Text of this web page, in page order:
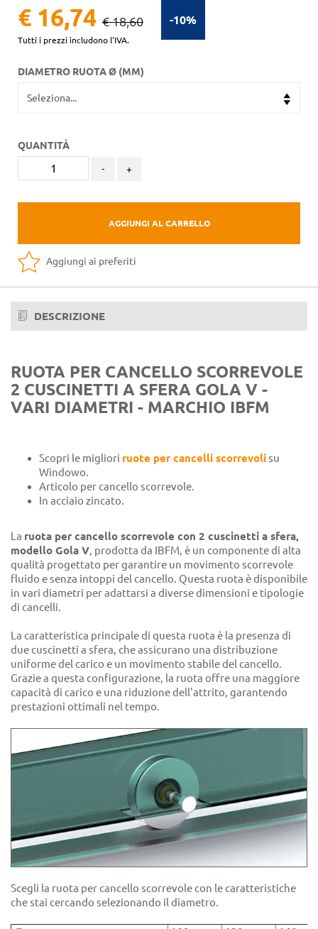
-10%
€ 16,74 € 18,60
Tutti i prezzi includono l'IVA.
DIAMETRO RUOTA Ø (MM)
QUANTITÀ
- +
AGGIUNGI AL CARRELLO
Aggiungi ai preferiti
DESCRIZIONE
RUOTA PER CANCELLO SCORREVOLE
2 CUSCINETTI A SFERA GOLA V -
VARI DIAMETRI - MARCHIO IBFM
Scopri le migliori ruote per cancelli scorrevolisu
Windowo.
Articolo per cancello scorrevole.
In acciaio zincato.
La ruota per cancello scorrevole con 2 cuscinetti a sfera,
modello Gola V, prodotta da IBFM, è un componente di alta
qualità progettato per garantire un movimento scorrevole
fluido e senza intoppi del cancello. Questa ruota è disponibile
in vari diametri per adattarsi a diverse dimensioni e tipologie
di cancelli.
La caratteristica principale di questa ruota è la presenza di
due cuscinetti a sfera, che assicurano una distribuzione
uniforme del carico e un movimento stabile del cancello.
Grazie a questa configurazione, la ruota offre una maggiore
capacità di carico e una riduzione dell'attrito, garantendo
prestazioni ottimali nel tempo.
Scegli la ruota per cancello scorrevole con le caratteristiche
che stai cercando selezionando il diametro.